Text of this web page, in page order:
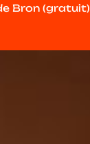
Bron (gratuit)